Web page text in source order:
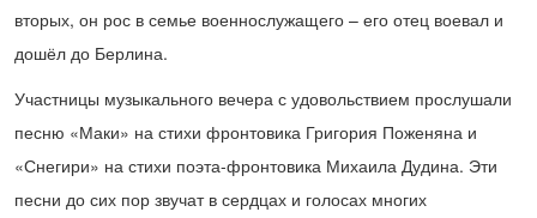
вторых, он рос в семье военнослужащего – его отец воевал и
дошёл до Берлина.
Участницы музыкального вечера с удовольствием прослушали
песню «Маки» на стихи фронтовика Григория Поженяна и
«Снегири» на стихи поэта-фронтовика Михаила Дудина. Эти
песни до сих пор звучат в сердцах и голосах многих